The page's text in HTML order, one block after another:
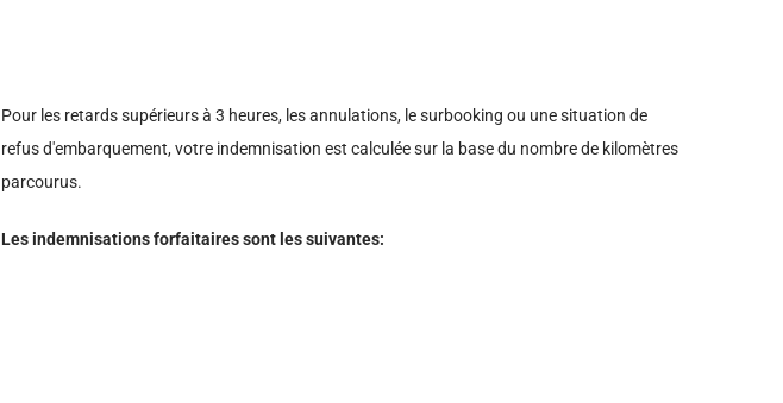
Pour les retards supérieurs à 3 heures, les annulations, le surbooking ou une situation de
refus d'embarquement, votre indemnisation est calculée sur la base du nombre de kilomètres
parcourus.
Les indemnisations forfaitaires sont les suivantes: